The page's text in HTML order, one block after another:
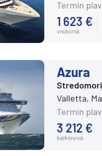
Island
Nórske fjordy
Nórske fjordy a Pobaltie
Pobaltie
Severná Európa
Severozápadná Európa
Britské ostrovy a Írsko
Pobrežie Európy
Severozápadná Európa
Disney Cruise Line
Explora Journeys
Holland America Line
Hurtigruten
MSC Cruises
Norwegian Cruise Line
Oceania Cruises
Termín
1 623 €
vnútorná
Azura
Valletta,
Termín
3 212 €
balkónová